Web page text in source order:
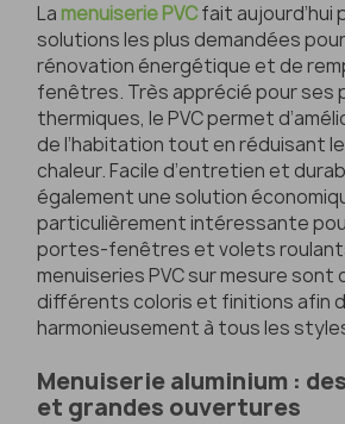
La menuiserie PVCfait aujourd’hui
solutions les plus demandées
rénovation énergétique et de
fenêtres. Très apprécié pour ses
thermiques, le PVC permet
de l’habitation tout en réduisant
chaleur. Facile d’entretien et
également une solution
particulièrement intéressante
portes-fenêtres et volets
menuiseries PVC sur mesure sont
différents coloris et finitions afin
harmonieusement à tous les
Menuiserie aluminium :
et grandes ouvertures